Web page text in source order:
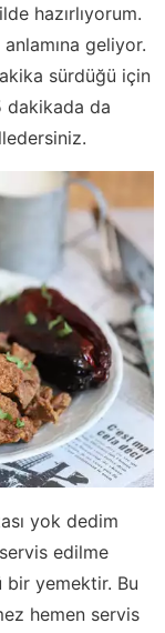
hazırlıyorum.
geliyor.
sürdüğü için
dakikada da
yok dedim
edilme
bir yemektir. Bu
hemen servis